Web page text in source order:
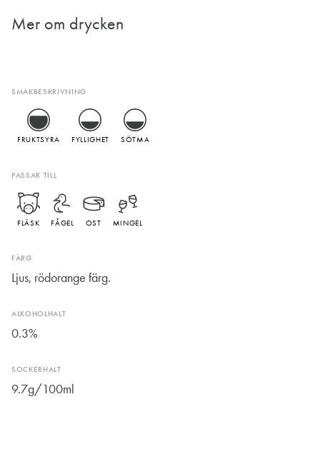
Mer om drycken
SMAKBESKRIVNING
FRUKTSYRA FYLLIGHET SÖTMA
PASSAR TILL
FLÄSK FÅGEL OST MINGEL
FÄRG
Ljus, rödorange färg.
ALKOHOLHALT
0.3%
SOCKERHALT
9.7g/100ml